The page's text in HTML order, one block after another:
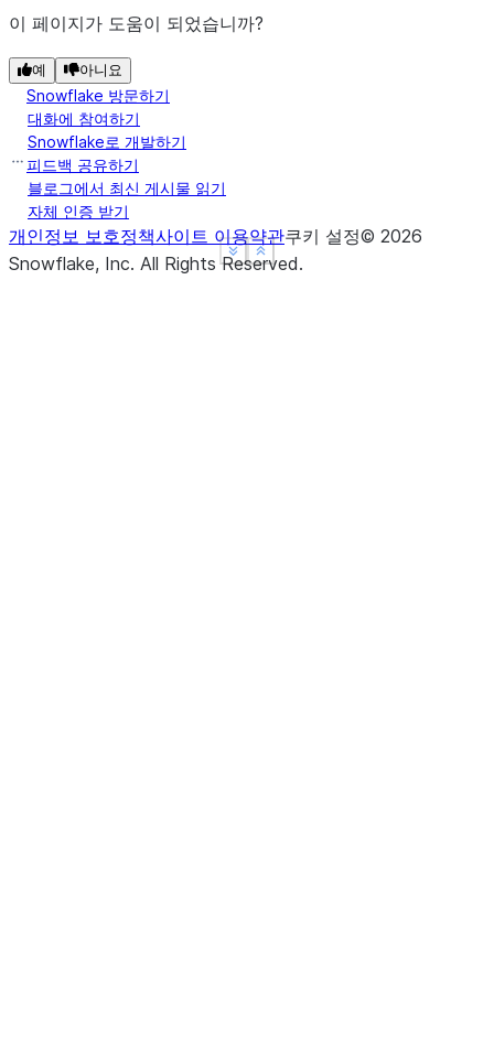
Show less
See more
Show less
See more
이 페이지가 도움이 되었습니까?
예 아니요
Snowflake 방문하기
대화에 참여하기
Snowflake로 개발하기
피드백 공유하기
블로그에서 최신 게시물 읽기
자체 인증 받기
개인정보 보호정책사이트 이용약관쿠키 설정© 2026
Snowflake, Inc. All Rights Reserved.